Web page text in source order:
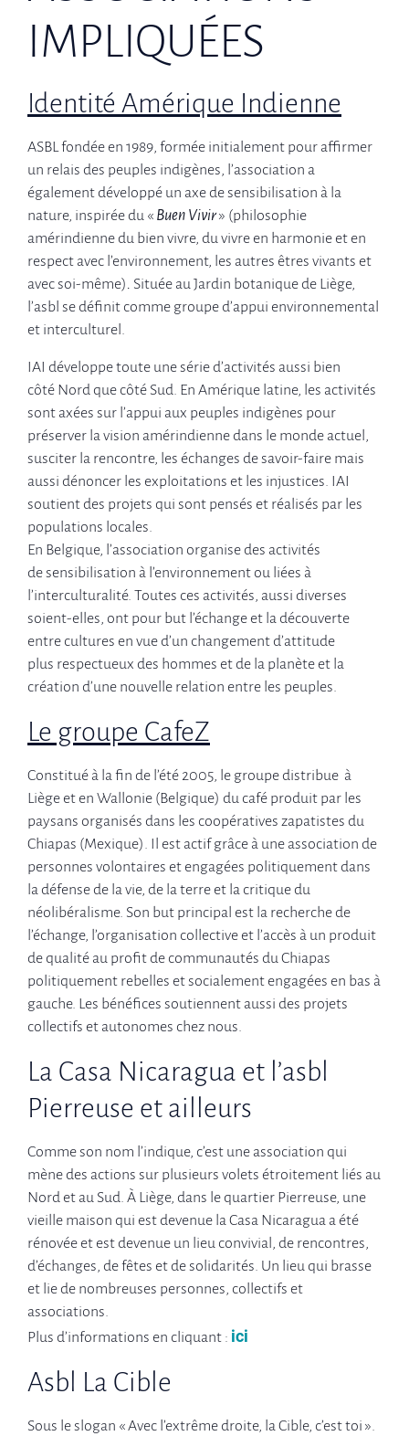
IMPLIQUÉES
Identité Amérique Indienne
ASBL fondée en 1989, formée initialement pour affirmer
un relais des peuples indigènes, l’association a
également développé un axe de sensibilisation à la
nature, inspirée du « Buen Vivir» (philosophie
amérindienne du bien vivre, du vivre en harmonie et en
respect avec l’environnement, les autres êtres vivants et
avec soi-même). Située au Jardin botanique de Liège,
l’asbl se définit comme groupe d’appui environnemental
et interculturel.
IAI développe toute une série d’activités aussi bien
côté Nord que côté Sud. En Amérique latine, les activités
sont axées sur l’appui aux peuples indigènes pour
préserver la vision amérindienne dans le monde actuel,
susciter la rencontre, les échanges de savoir-faire mais
aussi dénoncer les exploitations et les injustices. IAI
soutient des projets qui sont pensés et réalisés par les
populations locales.
En Belgique, l’association organise des activités
de sensibilisation à l’environnement ou liées à
l’interculturalité. Toutes ces activités, aussi diverses
soient-elles, ont pour but l’échange et la découverte
entre cultures en vue d’un changement d’attitude
plus respectueux des hommes et de la planète et la
création d’une nouvelle relation entre les peuples.
Le groupe CafeZ
Constitué à la fin de l’été 2005, le groupe distribue à
Liège et en Wallonie (Belgique) du café produit par les
paysans organisés dans les coopératives zapatistes du
Chiapas (Mexique). Il est actif grâce à une association de
personnes volontaires et engagées politiquement dans
la défense de la vie, de la terre et la critique du
néolibéralisme. Son but principal est la recherche de
l’échange, l’organisation collective et l’accès à un produit
de qualité au profit de communautés du Chiapas
politiquement rebelles et socialement engagées en bas à
gauche. Les bénéfices soutiennent aussi des projets
collectifs et autonomes chez nous.
La Casa Nicaragua et l’asbl
Pierreuse et ailleurs
Comme son nom l’indique, c’est une association qui
mène des actions sur plusieurs volets étroitement liés au
Nord et au Sud. À Liège, dans le quartier Pierreuse, une
vieille maison qui est devenue la Casa Nicaragua a été
rénovée et est devenue un lieu convivial, de rencontres,
d’échanges, de fêtes et de solidarités. Un lieu qui brasse
et lie de nombreuses personnes, collectifs et
associations.
Plus d’informations en cliquant : ici
Asbl La Cible
Sous le slogan « Avec l’extrême droite, la Cible, c’est toi ».